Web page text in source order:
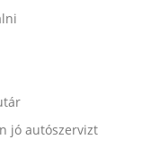
jó autószervizt